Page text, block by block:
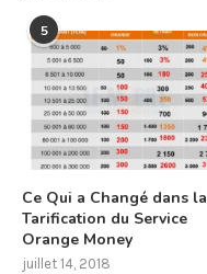
5
Ce Qui a Changé dans la
Tarification du Service
Orange Money
juillet 14, 2018